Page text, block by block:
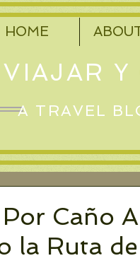
VIAJAR Y
A TRAVEL
HOME
Por Caño
la Ruta